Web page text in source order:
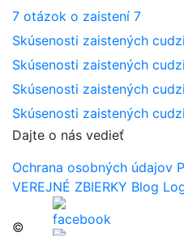
7 otázok o zaistení 7
Skúsenosti zaistených
Skúsenosti zaistených
Skúsenosti zaistených
Skúsenosti zaistených
Dajte o nás vedieť
Ochrana osobných údajov
VEREJNÉ ZBIERKY Blog
©